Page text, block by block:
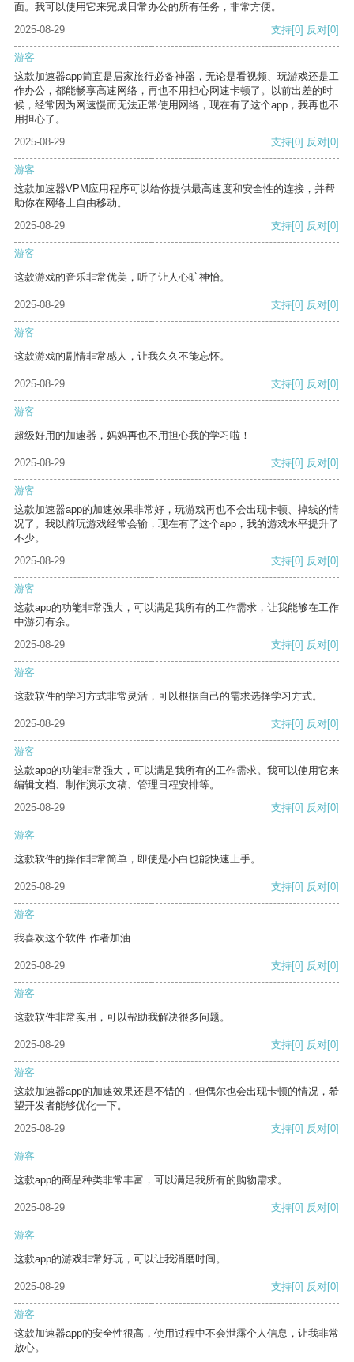
面。我可以使用它来完成日常办公的所有任务，非常方便。
2025-08-29
支持[0] 反对[0]
游客
这款加速器app简直是居家旅行必备神器，无论是看视频、玩游戏还是工
作办公，都能畅享高速网络，再也不用担心网速卡顿了。以前出差的时
候，经常因为网速慢而无法正常使用网络，现在有了这个app，我再也不
用担心了。
2025-08-29
支持[0] 反对[0]
游客
这款加速器VPM应用程序可以给你提供最高速度和安全性的连接，并帮
助你在网络上自由移动。
2025-08-29
支持[0] 反对[0]
游客
这款游戏的音乐非常优美，听了让人心旷神怡。
2025-08-29 支持[0] 反对[0]
游客
这款游戏的剧情非常感人，让我久久不能忘怀。
2025-08-29 支持[0] 反对[0]
游客
超级好用的加速器，妈妈再也不用担心我的学习啦！
2025-08-29 支持[0] 反对[0]
游客
这款加速器app的加速效果非常好，玩游戏再也不会出现卡顿、掉线的情
况了。我以前玩游戏经常会输，现在有了这个app，我的游戏水平提升了
不少。
2025-08-29
支持[0] 反对[0]
游客
这款app的功能非常强大，可以满足我所有的工作需求，让我能够在工作
中游刃有余。
2025-08-29
支持[0] 反对[0]
游客
这款软件的学习方式非常灵活，可以根据自己的需求选择学习方式。
2025-08-29 支持[0] 反对[0]
游客
这款app的功能非常强大，可以满足我所有的工作需求。我可以使用它来
编辑文档、制作演示文稿、管理日程安排等。
2025-08-29
支持[0] 反对[0]
游客
这款软件的操作非常简单，即使是小白也能快速上手。
2025-08-29 支持[0] 反对[0]
游客
我喜欢这个软件 作者加油
2025-08-29 支持[0] 反对[0]
游客
这款软件非常实用，可以帮助我解决很多问题。
2025-08-29 支持[0] 反对[0]
游客
这款加速器app的加速效果还是不错的，但偶尔也会出现卡顿的情况，希
望开发者能够优化一下。
2025-08-29
支持[0] 反对[0]
游客
这款app的商品种类非常丰富，可以满足我所有的购物需求。
2025-08-29 支持[0] 反对[0]
游客
这款app的游戏非常好玩，可以让我消磨时间。
2025-08-29 支持[0] 反对[0]
游客
这款加速器app的安全性很高，使用过程中不会泄露个人信息，让我非常
放心。